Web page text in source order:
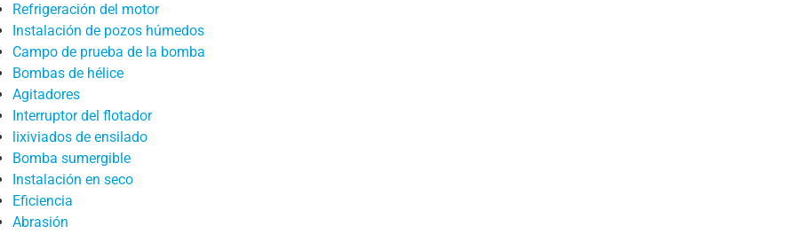
Interruptor del flotador
lixiviados de ensilado
Bomba sumergible
Instalación en seco
Eficiencia
Abrasión
Refrigeración del motor
Instalación de pozos húmedos
Campo de prueba de la bomba
Bombas de hélice
Agitadores
Interruptor del flotador
lixiviados de ensilado
Bomba sumergible
Instalación en seco
Eficiencia
Abrasión